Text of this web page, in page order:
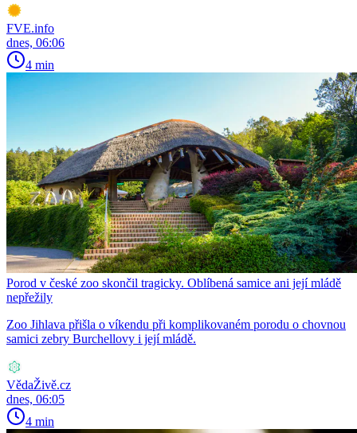
FVE.info
dnes, 06:06
4 min
Porod v české zoo skončil tragicky. Oblíbená samice ani její mládě
nepřežily
Zoo Jihlava přišla o víkendu při komplikovaném porodu o chovnou
samici zebry Burchellovy i její mládě.
VědaŽivě.cz
dnes, 06:05
4 min